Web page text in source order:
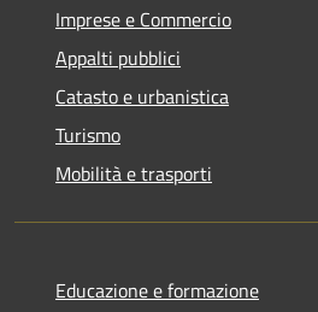
Imprese e Commercio
Appalti pubblici
Catasto e urbanistica
Turismo
Mobilità e trasporti
Educazione e formazione